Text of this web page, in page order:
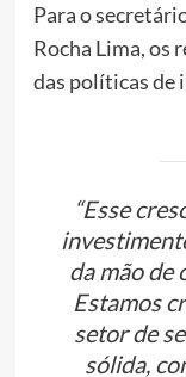
Para o
Rocha Lima, os
das políticas de
“Esse
da mão de
Estamos
setor de
sólida,